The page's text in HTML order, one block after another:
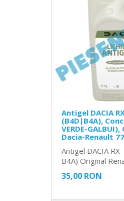
Antigel DACIA
(B4D|B4A),
VERDE-
Dacia-Renault
Antigel DACIA
B4A) Original
35,00 RON
distributie logan